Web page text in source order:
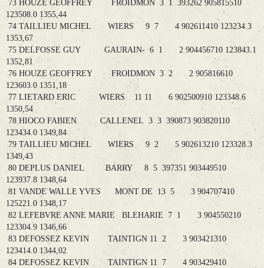
73 HOUZE GEOFFREY FROIDMON 3 1 393262 905815510
123508.0 1355,44
74 TAILLIEU MICHEL WIERS 9 7 4 902611410 123234.3
1353,67
75 DELFOSSE GUY GAURAIN- 6 1 2 904456710 123843.1
1352,81
76 HOUZE GEOFFREY FROIDMON 3 2 2 905816610
123603.0 1351,18
77 LIETARD ERIC WIERS 11 11 6 902500910 123348.6
1350,54
78 HIOCO FABIEN CALLENEL 3 3 390873 903820110
123434.0 1349,84
79 TAILLIEU MICHEL WIERS 9 2 5 902613210 123328.3
1349,43
80 DEPLUS DANIEL BARRY 8 5 397351 903449510
123937.8 1348,64
81 VANDE WALLE YVES MONT DE 13 5 3 904707410
125221.0 1348,17
82 LEFEBVRE ANNE MARIE BLEHARIE 7 1 3 904550210
123304.9 1346,66
83 DEFOSSEZ KEVIN TAINTIGN 11 2 3 903421310
123414.0 1344,02
84 DEFOSSEZ KEVIN TAINTIGN 11 7 4 903429410